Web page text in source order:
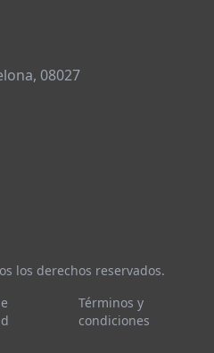
08027
los derechos reservados.
Términos y
condiciones